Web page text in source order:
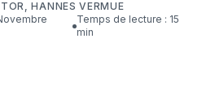
,HANNES VERMUE
Temps de lecture : 15
min